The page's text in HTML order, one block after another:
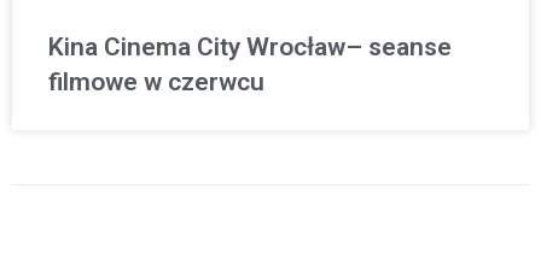
Kina Cinema City Wrocław– seanse
filmowe w czerwcu